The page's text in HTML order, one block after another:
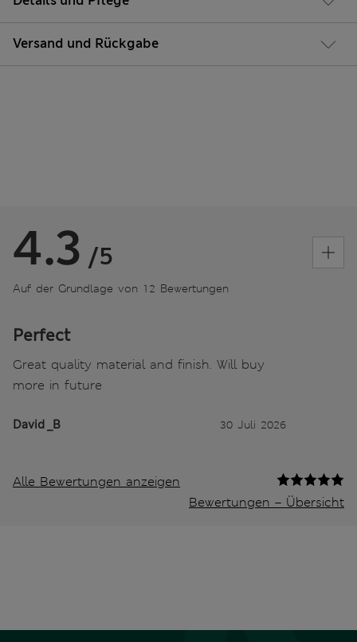
Versand und Rückgabe
4.3 /5
Auf der Grundlage von 12 Bewertungen
Perfect
Great quality material and finish. Will buy
more in future
David _B 30 Juli 2026
Alle Bewertungen anzeigen
Bewertungen – Übersicht